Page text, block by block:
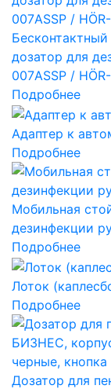
дозатор для
007АSSP /
Подробнее
Адаптер к
Подробнее
Мобильная
дезинфекции
Подробнее
Лоток
Подробнее
Дозатор для